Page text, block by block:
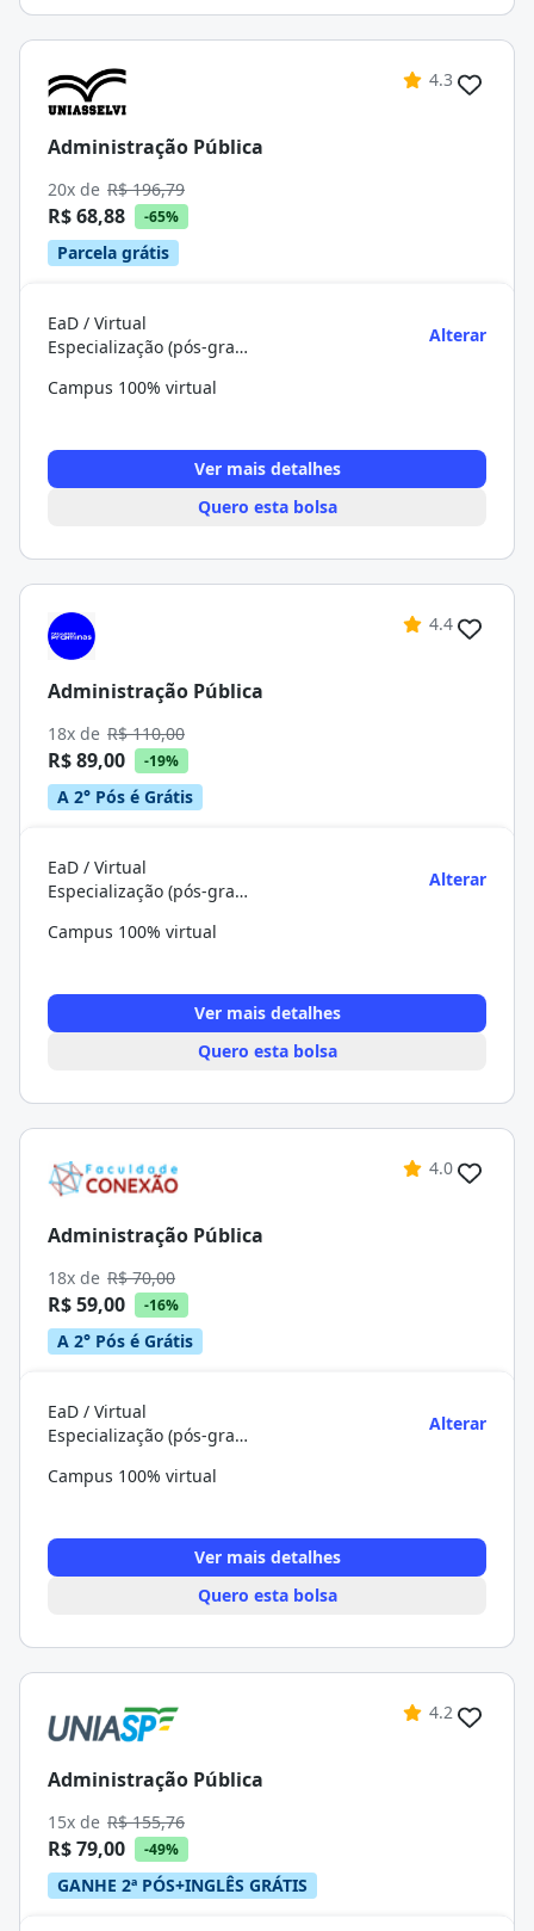
4.3
Administração Pública
20x de R$ 196,79
R$ 68,88 -65%
Parcela grátis
EaD / Virtual
Especialização (pós-graduação)
Alterar
Campus 100% virtual
Ver mais detalhes
Quero esta bolsa
4.4
Administração Pública
18x de R$ 110,00
R$ 89,00 -19%
A 2° Pós é Grátis
EaD / Virtual
Especialização (pós-graduação)
Alterar
Campus 100% virtual
Ver mais detalhes
Quero esta bolsa
4.0
Administração Pública
18x de R$ 70,00
R$ 59,00 -16%
A 2° Pós é Grátis
EaD / Virtual
Especialização (pós-graduação)
Alterar
Campus 100% virtual
Ver mais detalhes
Quero esta bolsa
4.2
Administração Pública
15x de R$ 155,76
R$ 79,00 -49%
GANHE 2ª PÓS+INGLÊS GRÁTIS